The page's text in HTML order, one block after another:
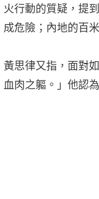
火行動的質疑，提
成危險；內地的百
黃思律又指，面對
血肉之軀。」他認